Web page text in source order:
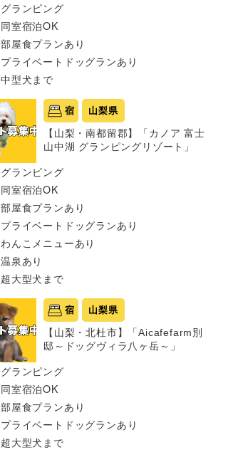
グランピング
同室宿泊OK
部屋食プランあり
プライベートドッグランあり
中型犬まで
宿 山梨県
【山梨・南都留郡】「カノア 富士
山中湖 グランピングリゾート」
グランピング
同室宿泊OK
部屋食プランあり
プライベートドッグランあり
わんこメニューあり
温泉あり
超大型犬まで
宿 山梨県
【山梨・北杜市】「Aicafefarm別
邸～ドッグヴィラ八ヶ岳～」
グランピング
同室宿泊OK
部屋食プランあり
プライベートドッグランあり
超大型犬まで